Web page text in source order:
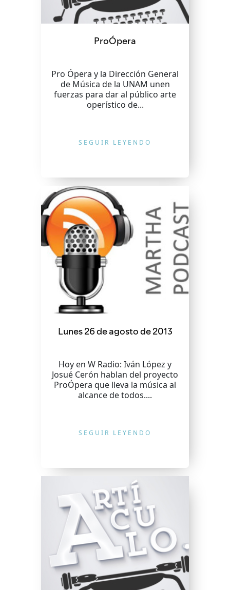
ProÓpera
Pro Ópera y la Dirección General
de Música de la UNAM unen
fuerzas para dar al público arte
operístico de...
SEGUIR LEYENDO
Lunes 26 de agosto de 2013
Hoy en W Radio: Iván López y
Josué Cerón hablan del proyecto
ProÓpera que lleva la música al
alcance de todos....
SEGUIR LEYENDO